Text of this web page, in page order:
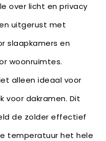
over licht en privacy
uitgerust met
slaapkamers en
woonruimtes.
alleen ideaal voor
voor dakramen. Dit
de zolder effectief
temperatuur het hele